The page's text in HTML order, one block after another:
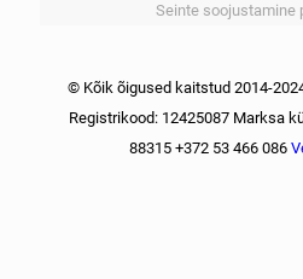
Seinte soojustamine
© Kõik õigused kaitstud 2014-
Registrikood: 12425087 Marksa
88315 +372 53 466 086